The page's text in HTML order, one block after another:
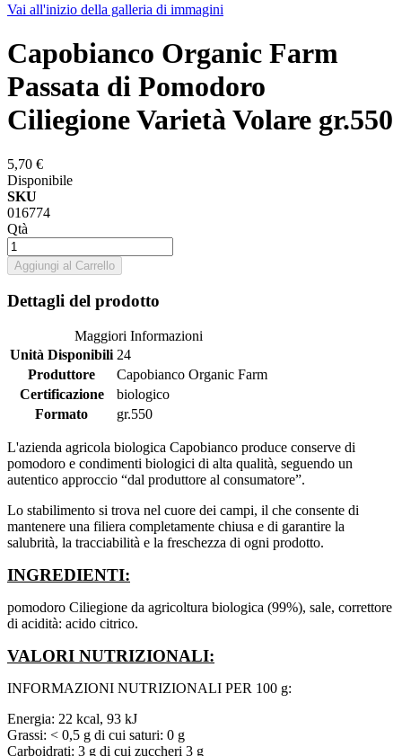
Vai all'inizio della galleria di immagini
Capobianco Organic Farm
Passata di Pomodoro
Ciliegione Varietà Volare gr.550
5,70 €
Disponibile
SKU
016774
Qtà
Aggiungi al Carrello
Dettagli del prodotto
Maggiori Informazioni
Unità Disponibili 24
Produttore
Capobianco Organic Farm
Certificazione
biologico
Formato
gr.550
L'azienda agricola biologica Capobianco produce conserve di
pomodoro e condimenti biologici di alta qualità, seguendo un
autentico approccio “dal produttore al consumatore”.
Lo stabilimento si trova nel cuore dei campi, il che consente di
mantenere una filiera completamente chiusa e di garantire la
salubrità, la tracciabilità e la freschezza di ogni prodotto.
INGREDIENTI:
pomodoro Ciliegione da agricoltura biologica (99%), sale, correttore
di acidità: acido citrico.
VALORI NUTRIZIONALI:
INFORMAZIONI NUTRIZIONALI PER 100 g:
Energia: 22 kcal, 93 kJ
Grassi: < 0,5 g di cui saturi: 0 g
Carboidrati: 3 g di cui zuccheri 3 g